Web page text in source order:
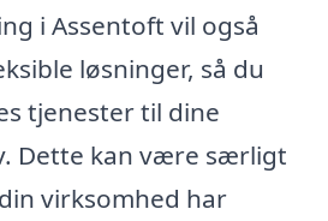
i Assentoft vil også
løsninger, så du
tjenester til dine
Dette kan være særligt
virksomhed har